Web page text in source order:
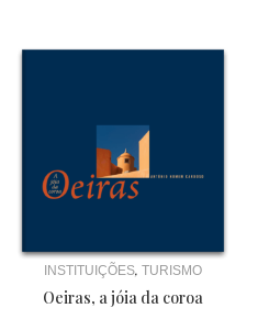
INSTITUIÇÕES, TURISMO
Oeiras, a jóia da coroa